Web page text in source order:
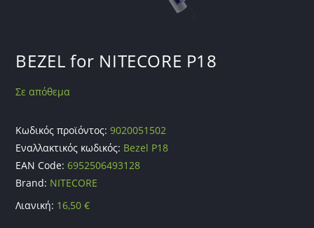
BEZEL for NITECORE P18
Σε απόθεμα
Κωδικός προϊόντος:9020051502
Εναλλακτικός κωδικός: Bezel P18
EAN Code:6952506493128
Brand: NITECORE
Λιανική: 16,50€